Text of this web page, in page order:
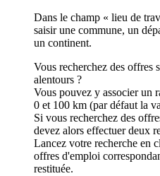
Dans le champ « lieu de
saisir une commune, un
un continent.
Vous recherchez des offres
alentours ?
Vous pouvez y associer un
0 et 100 km (par défaut la
Si vous recherchez des
devez alors effectuer deux
Lancez votre recherche en
offres d'emploi
restituée.